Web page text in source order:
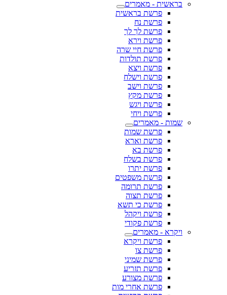
בראשית - מאמרים
פרשת בראשית
פרשת נח
פרשת לך לך
פרשת וירא
פרשת חיי שרה
פרשת תולדות
פרשת ויצא
פרשת וישלח
פרשת וישב
פרשת מקץ
פרשת ויגש
פרשת ויחי
שמות - מאמרים
פרשת שמות
פרשת וארא
פרשת בא
פרשת בשלח
פרשת יתרו
פרשת משפטים
פרשת תרומה
פרשת תצוה
פרשת כי תשא
פרשת ויקהל
פרשת פקודי
ויקרא - מאמרים
פרשת ויקרא
פרשת צו
פרשת שמיני
פרשת תזריע
פרשת מצורע
פרשת אחרי מות